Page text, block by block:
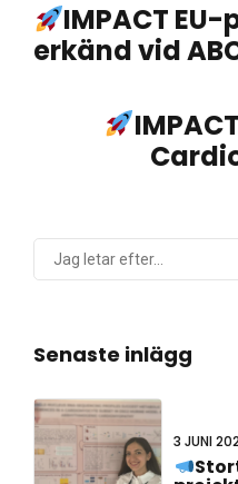
IMPACT
erkänd vid
Senaste inlägg
3 JUNI